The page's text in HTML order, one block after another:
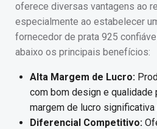
oferece diversas vantagens ao
especialmente ao estabelecer
fornecedor de prata 925
abaixo os principais benefícios:
Alta Margem de Lucro:
com bom design e qualidade
margem de lucro significativa
Diferencial Competitivo: